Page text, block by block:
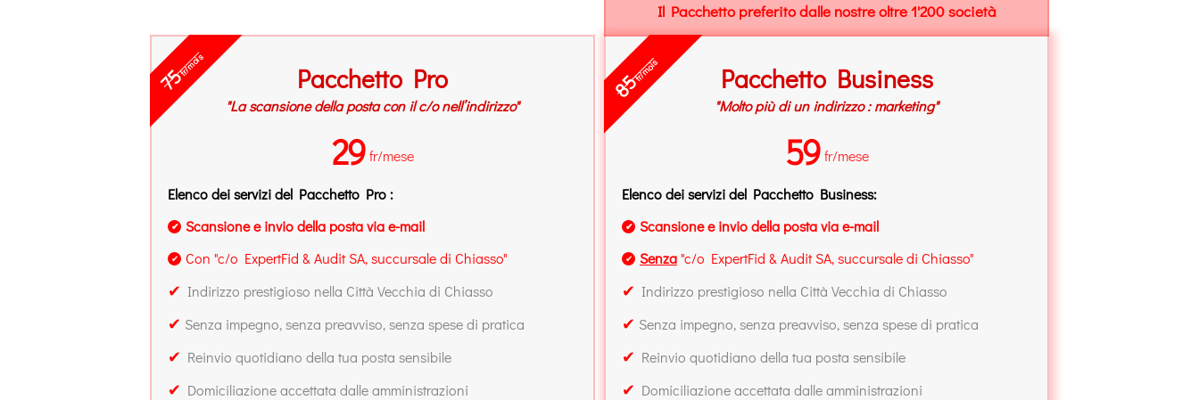
Pacchetto Pro
"La scansione della posta con il c/o nell’indirizzo"
29fr/mese
Elenco dei servizi del Pacchetto Pro :
✔ Scansione e invio della posta via e-mail
✔ Con "c/o ExpertFid & Audit SA, succursale di Chiasso"
✔ Indirizzo prestigioso nella Città Vecchia di Chiasso
✔ Senza impegno, senza preavviso, senza spese di pratica
✔ Reinvio quotidiano della tua posta sensibile
✔ Domiciliazione accettata dalle amministrazioni
75fr/mois
Il Pacchetto preferito dalle nostre oltre 1'200 società
Pacchetto Business
"Molto più di un indirizzo : marketing"
59fr/mese
Elenco dei servizi del Pacchetto Business:
✔ Scansione e invio della posta via e-mail
✔ Senza"c/o ExpertFid & Audit SA, succursale di Chiasso"
✔ Indirizzo prestigioso nella Città Vecchia di Chiasso
✔ Senza impegno, senza preavviso, senza spese di pratica
✔ Reinvio quotidiano della tua posta sensibile
✔ Domiciliazione accettata dalle amministrazioni
85fr/mois